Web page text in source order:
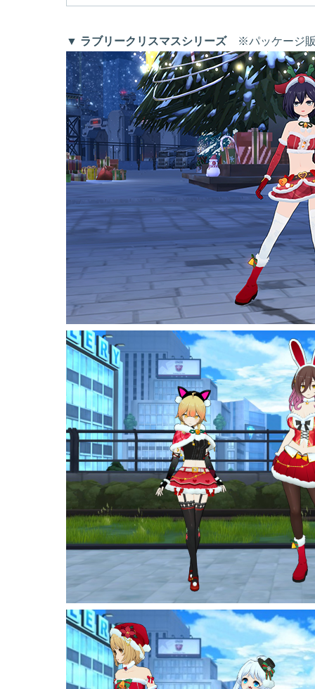
▼ ラブリークリスマスシリーズ※パッケージ販